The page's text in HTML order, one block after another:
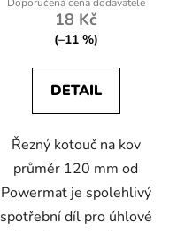
18 Kč
(–11 %)
DETAIL
Řezný kotouč na kov
průměr 120 mm od
Powermat je spolehlivý
spotřební díl pro úhlové